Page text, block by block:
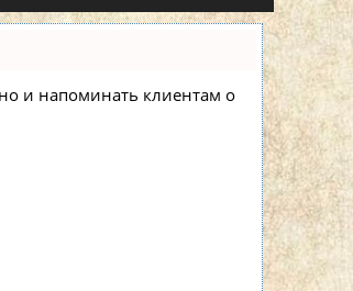
и напоминать клиентам о